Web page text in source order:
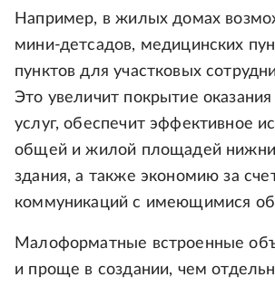
Например, в жилых домах
мини-детсадов, медицинских
пунктов для участковых
Это увеличит покрытие
услуг, обеспечит эффективное
общей и жилой площадей
здания, а также экономию за
коммуникаций с имеющимися
Малоформатные встроенные
и проще в создании, чем